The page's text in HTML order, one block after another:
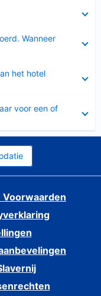
Wanneer
het hotel
voor een of